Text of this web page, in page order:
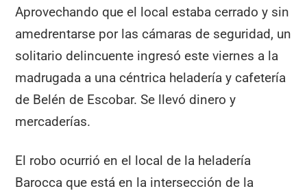
Aprovechando que el local estaba cerrado y sin
amedrentarse por las cámaras de seguridad, un
solitario delincuente ingresó este viernes a la
madrugada a una céntrica heladería y cafetería
de Belén de Escobar. Se llevó dinero y
mercaderías.
El robo ocurrió en el local de la heladería
Barocca que está en la intersección de la